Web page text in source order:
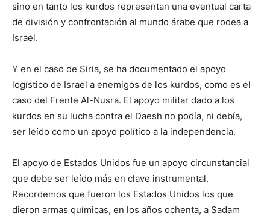
sino en tanto los kurdos representan una eventual carta
de división y confrontación al mundo árabe que rodea a
Israel.
Y en el caso de Siria, se ha documentado el apoyo
logístico de Israel a enemigos de los kurdos, como es el
caso del Frente Al-Nusra. El apoyo militar dado a los
kurdos en su lucha contra el Daesh no podía, ni debía,
ser leído como un apoyo político a la independencia.
El apoyo de Estados Unidos fue un apoyo circunstancial
que debe ser leído más en clave instrumental.
Recordemos que fueron los Estados Unidos los que
dieron armas químicas, en los años ochenta, a Sadam